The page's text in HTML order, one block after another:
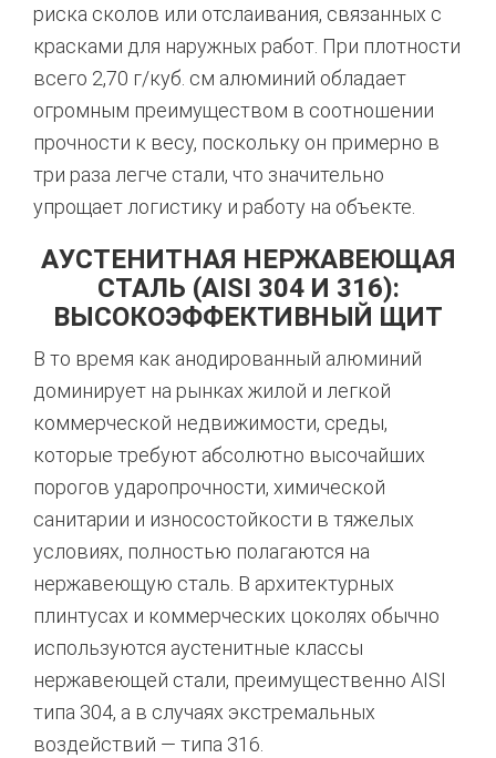
риска сколов или отслаивания, связанных с
красками для наружных работ. При плотности
всего 2,70 г/куб. см алюминий обладает
огромным преимуществом в соотношении
прочности к весу, поскольку он примерно в
три раза легче стали, что значительно
упрощает логистику и работу на объекте.
АУСТЕНИТНАЯ НЕРЖАВЕЮЩАЯ
СТАЛЬ (AISI 304 И 316):
ВЫСОКОЭФФЕКТИВНЫЙ ЩИТ
В то время как анодированный алюминий
доминирует на рынках жилой и легкой
коммерческой недвижимости, среды,
которые требуют абсолютно высочайших
порогов ударопрочности, химической
санитарии и износостойкости в тяжелых
условиях, полностью полагаются на
нержавеющую сталь. В архитектурных
плинтусах и коммерческих цоколях обычно
используются аустенитные классы
нержавеющей стали, преимущественно AISI
типа 304, а в случаях экстремальных
воздействий — типа 316.